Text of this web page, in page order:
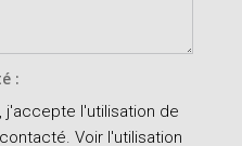
:
l'utilisation de
Voir l'utilisation